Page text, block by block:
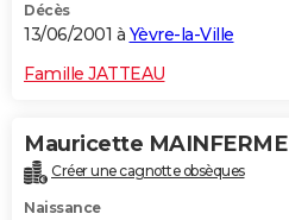
Décès
13/06/2001 à Yèvre-la-Ville
Famille JATTEAU
Mauricette MAINFERME
Créer une cagnotte obsèques
Naissance